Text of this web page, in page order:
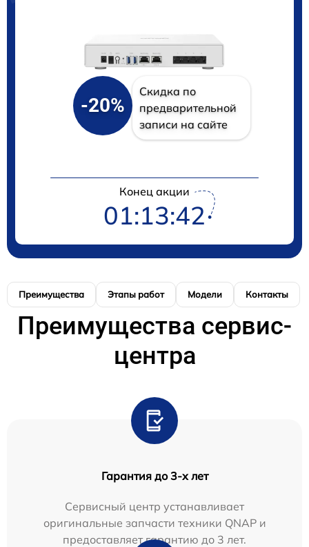
-20%
Скидка по
предварительной
записи на сайте
Конец акции
01:13:41
Преимущества Этапы работ Модели Контакты
Преимущества сервис-
центра
Гарантия до 3-х лет
Сервисный центр устанавливает
оригинальные запчасти техники QNAP и
предоставляет гарантию до 3 лет.